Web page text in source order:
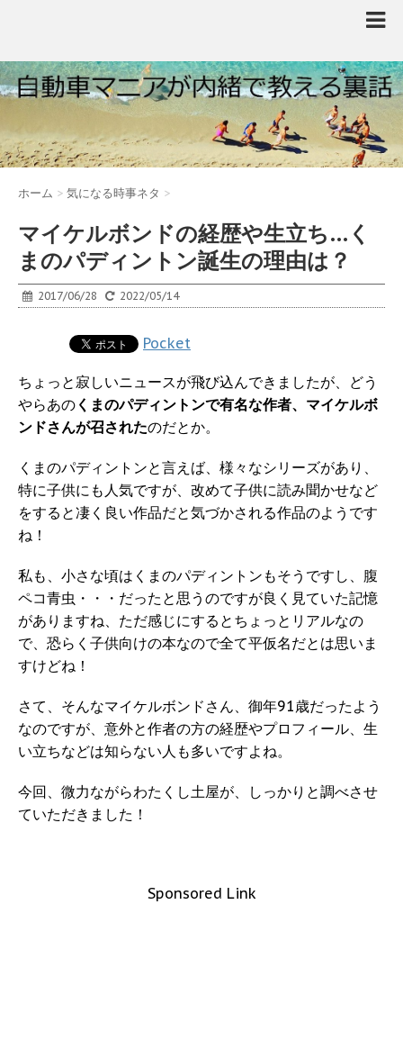
ホーム > 気になる時事ネタ >
マイケルボンドの経歴や生立ち…く
まのパディントン誕生の理由は？
2017/06/28 2022/05/14
Pocket
ちょっと寂しいニュースが飛び込んできましたが、どう
やらあの くまのパディントンで有名な作者、マイケルボ
ンドさんが召されたのだとか。
くまのパディントンと言えば、様々なシリーズがあり、
特に子供にも人気ですが、改めて子供に読み聞かせなど
をすると凄く良い作品だと気づかされる作品のようです
ね！
私も、小さな頃はくまのパディントンもそうですし、腹
ペコ青虫・・・だったと思うのですが良く見ていた記憶
がありますね、ただ感じにするとちょっとリアルなの
で、恐らく子供向けの本なので全て平仮名だとは思いま
すけどね！
さて、そんなマイケルボンドさん、御年91歳だったよう
なのですが、意外と作者の方の経歴やプロフィール、生
い立ちなどは知らない人も多いですよね。
今回、微力ながらわたくし土屋が、しっかりと調べさせ
ていただきました！
Sponsored Link